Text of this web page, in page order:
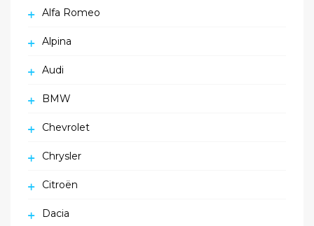
Alfa Romeo
Alpina
Audi
BMW
Chevrolet
Chrysler
Citroën
Dacia